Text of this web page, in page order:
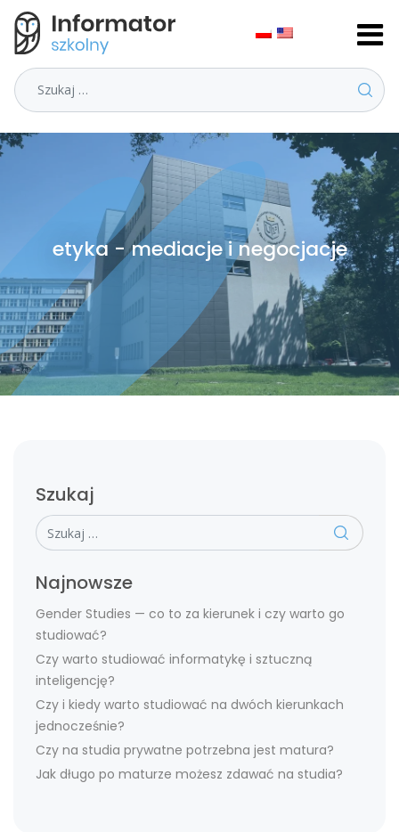
Szukaj
etyka - mediacje i negocjacje
Szukaj
Szukaj
Najnowsze
Gender Studies — co to za kierunek i czy warto go
studiować?
Czy warto studiować informatykę i sztuczną
inteligencję?
Czy i kiedy warto studiować na dwóch kierunkach
jednocześnie?
Czy na studia prywatne potrzebna jest matura?
Jak długo po maturze możesz zdawać na studia?